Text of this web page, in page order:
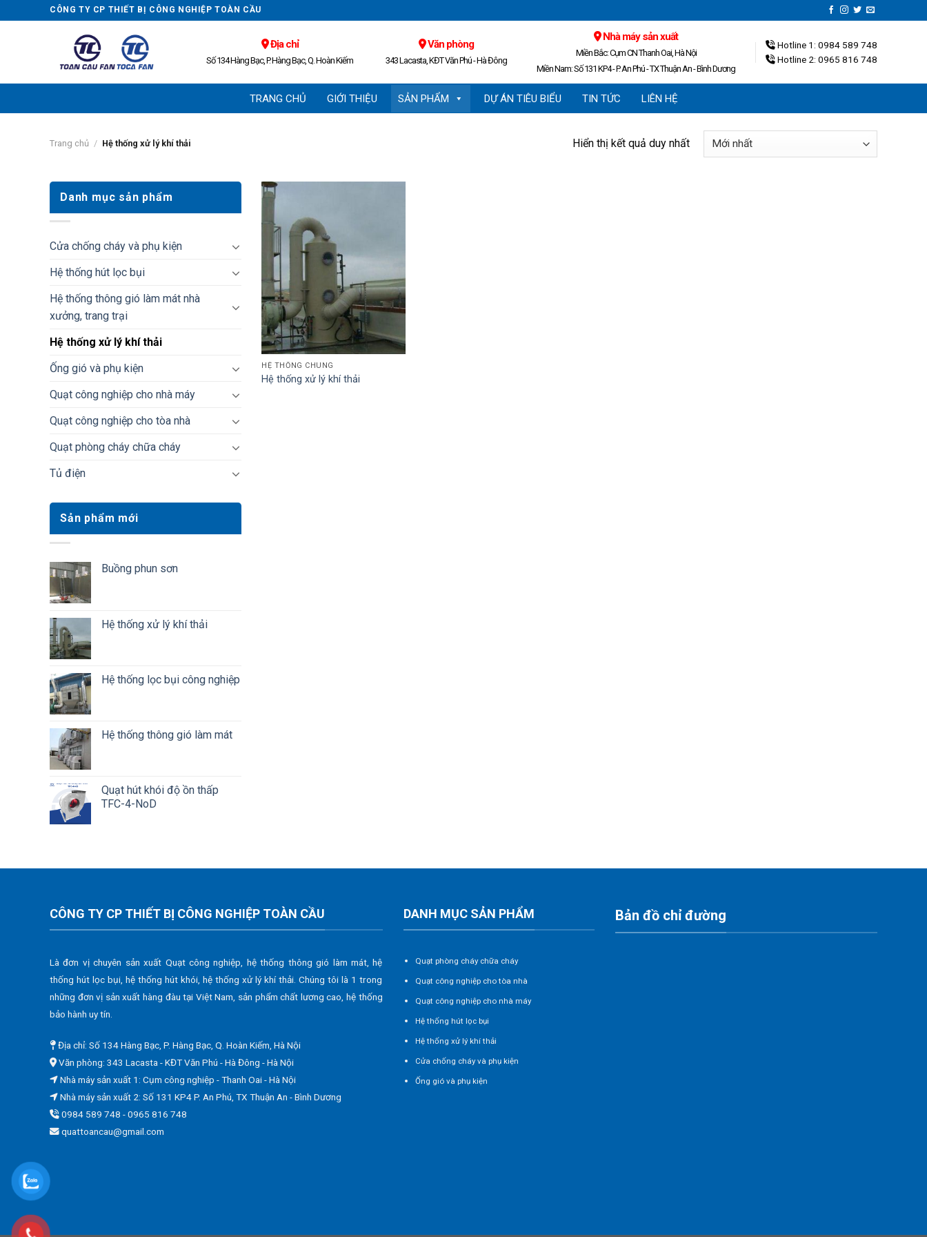
to
CÔNG TY CP THIẾT BỊ CÔNG NGHIỆP TOÀN CẦU
Địa chỉ
Số 134 Hàng Bạc, P. Hàng Bạc, Q. Hoàn Kiếm
Văn phòng
343 Lacasta, KĐT Văn Phú - Hà Đông
Nhà máy sản xuất
Miền Bắc: Cụm CN Thanh Oai, Hà Nội
Miền Nam: Số 131 KP4 - P. An Phú - TX Thuận An - Bình Dương
Hotline 1: 0984 589 748
Hotline 2: 0965 816 748
TRANG CHỦ GIỚI THIỆU SẢN PHẨM DỰ ÁN TIÊU BIỂU TIN TỨC LIÊN HỆ
Trang chủ / Hệ thống xử lý khí thải Hiển thị kết quả duy nhất
Danh mục sản phẩm
Cửa chống cháy và phụ kiện
Hệ thống hút lọc bụi
Hệ thống thông gió làm mát nhà
xưởng, trang trại
Hệ thống xử lý khí thải
Ống gió và phụ kiện
Quạt công nghiệp cho nhà máy
Quạt công nghiệp cho tòa nhà
Quạt phòng cháy chữa cháy
Tủ điện
Sản phẩm mới
Buồng phun sơn
Hệ thống xử lý khí thải
Hệ thống lọc bụi công nghiệp
Hệ thống thông gió làm mát
Quạt hút khói độ ồn thấp
TFC-4-NoD
HỆ THỐNG CHUNG
Hệ thống xử lý khí thải
CÔNG TY CP THIẾT BỊ CÔNG NGHIỆP TOÀN CẦU
Là đơn vị chuyên sản xuất Quạt công nghiệp, hệ thống thông gió làm mát, hệ
thống hút lọc bụi, hệ thống hút khói, hệ thống xử lý khí thải. Chúng tôi là 1 trong
những đơn vị sản xuất hàng đàu tại Việt Nam, sản phẩm chất lương cao, hệ thống
bảo hành uy tín.
Địa chỉ: Số 134 Hàng Bạc, P. Hàng Bạc, Q. Hoàn Kiếm, Hà Nội
Văn phòng: 343 Lacasta - KĐT Văn Phú - Hà Đông - Hà Nội
Nhà máy sản xuất 1: Cụm công nghiệp - Thanh Oai - Hà Nội
Nhà máy sản xuất 2: Số 131 KP4 P. An Phú, TX Thuận An - Bình Dương
0984 589 748 - 0965 816 748
quattoancau@gmail.com
DANH MỤC SẢN PHẨM
Quạt phòng cháy chữa cháy
Quạt công nghiệp cho tòa nhà
Quạt công nghiệp cho nhà máy
Hệ thống hút lọc bụi
Hệ thống xử lý khí thải
Cửa chống cháy và phụ kiện
Ống gió và phụ kiện
Bản đồ chỉ đường